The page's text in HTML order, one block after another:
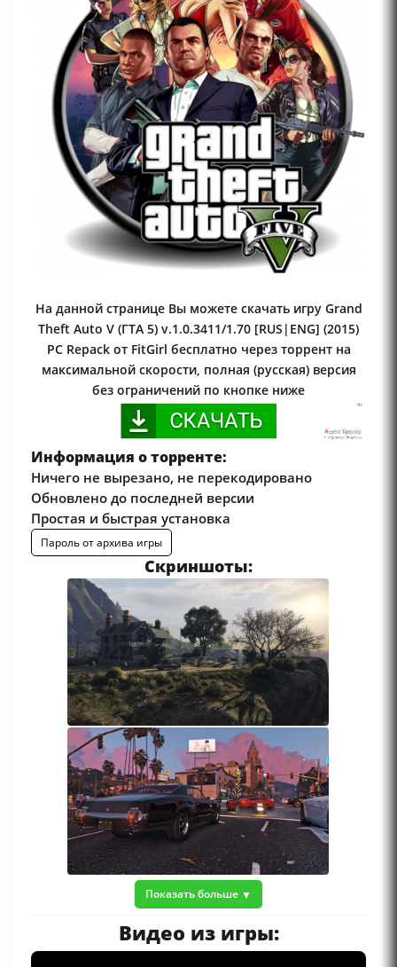
На данной странице Вы можете скачать игру Grand
Theft Auto V (ГТА 5) v.1.0.3411/1.70 [RUS|ENG] (2015)
PC Repack от FitGirl бесплатно через торрент на
максимальной скорости, полная (русская) версия
без ограничений по кнопке ниже
Информация о торренте:
Ничего не вырезано, не перекодировано
Обновлено до последней версии
Простая и быстрая установка
Пароль от архива игры
Скриншоты:
Показать больше
Видео из игры: